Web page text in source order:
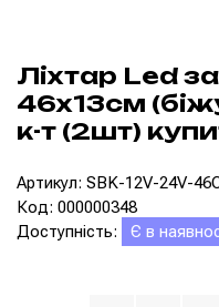
Ліхтар Led
46х13см
к-т (2шт)
Артикул: SBK-12V-24V-
Код: 000000348
Доступність:
Є в